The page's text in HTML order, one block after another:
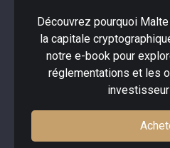
Découvrez pourquoi
la capitale
notre e-book pour
réglementations et les